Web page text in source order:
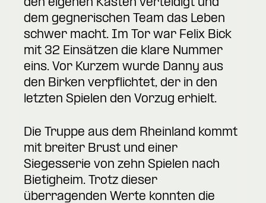
den eigenen Kasten verteidigt und
dem gegnerischen Team das Leben
schwer macht. Im Tor war Felix Bick
mit 32 Einsätzen die klare Nummer
eins. Vor Kurzem wurde Danny aus
den Birken verpflichtet, der in den
letzten Spielen den Vorzug erhielt.
Die Truppe aus dem Rheinland kommt
mit breiter Brust und einer
Siegesserie von zehn Spielen nach
Bietigheim. Trotz dieser
überragenden Werte konnten die